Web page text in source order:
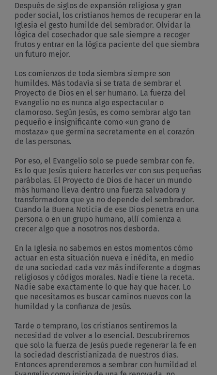
Después de siglos de expansión religiosa y gran
poder social, los cristianos hemos de recuperar en la
Iglesia el gesto humilde del sembrador. Olvidar la
lógica del cosechador que sale siempre a recoger
frutos y entrar en la lógica paciente del que siembra
un futuro mejor.
Los comienzos de toda siembra siempre son
humildes. Más todavía si se trata de sembrar el
Proyecto de Dios en el ser humano. La fuerza del
Evangelio no es nunca algo espectacular o
clamoroso. Según Jesús, es como sembrar algo tan
pequeño e insignificante como «un grano de
mostaza» que germina secretamente en el corazón
de las personas.
Por eso, el Evangelio solo se puede sembrar con fe.
Es lo que Jesús quiere hacerles ver con sus pequeñas
parábolas. El Proyecto de Dios de hacer un mundo
más humano lleva dentro una fuerza salvadora y
transformadora que ya no depende del sembrador.
Cuando la Buena Noticia de ese Dios penetra en una
persona o en un grupo humano, allí comienza a
crecer algo que a nosotros nos desborda.
En la Iglesia no sabemos en estos momentos cómo
actuar en esta situación nueva e inédita, en medio
de una sociedad cada vez más indiferente a dogmas
religiosos y códigos morales. Nadie tiene la receta.
Nadie sabe exactamente lo que hay que hacer. Lo
que necesitamos es buscar caminos nuevos con la
humildad y la confianza de Jesús.
Tarde o temprano, los cristianos sentiremos la
necesidad de volver a lo esencial. Descubriremos
que solo la fuerza de Jesús puede regenerar la fe en
la sociedad descristianizada de nuestros días.
Entonces aprenderemos a sembrar con humildad el